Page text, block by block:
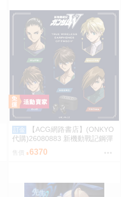
訂金
【ACG網路書店】(ONKYO
代購)26080883 新機動戰記鋼彈
W 聯名耳機 CP-TWS01F
6370